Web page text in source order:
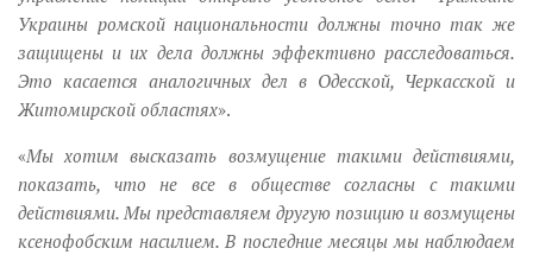
Украины ромской национальности должны точно так же
защищены и их дела должны эффективно расследоваться.
Это касается аналогичных дел в Одесской, Черкасской и
Житомирской областях».
«Мы хотим высказать возмущение такими действиями,
показать, что не все в обществе согласны с такими
действиями. Мы представляем другую позицию и возмущены
ксенофобским насилием. В последние месяцы мы наблюдаем